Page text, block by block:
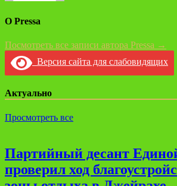
О Pressa
Посмотреть все записи автора Pressa →
Версия сайта для слабовидящих
Актуально
Просмотреть все
Партийный десант
проверил ход